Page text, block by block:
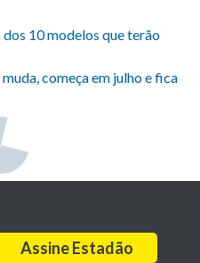
10 modelos que terão
começa em julho e fica